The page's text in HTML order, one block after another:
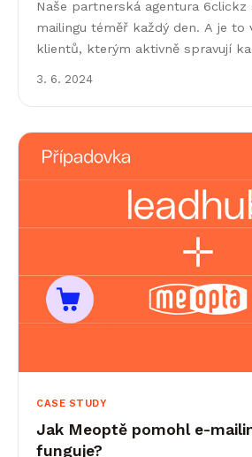
Naše partnerská agentura 6clickz
mailingu téměř každý den. A je to
klientů, kterým aktivně spravují
3. 6. 2024
CASE STUDY
Jak Meoptě pomohl e-
funguje?